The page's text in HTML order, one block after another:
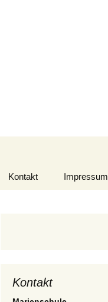
Kontakt Impressum
Kontakt